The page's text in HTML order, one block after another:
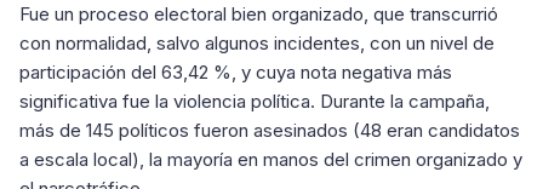
Fue un proceso electoral bien organizado, que transcurrió
con normalidad, salvo algunos incidentes, con un nivel de
participación del 63,42 %, y cuya nota negativa más
significativa fue la violencia política. Durante la campaña,
más de 145 políticos fueron asesinados (48 eran candidatos
a escala local), la mayoría en manos del crimen organizado y